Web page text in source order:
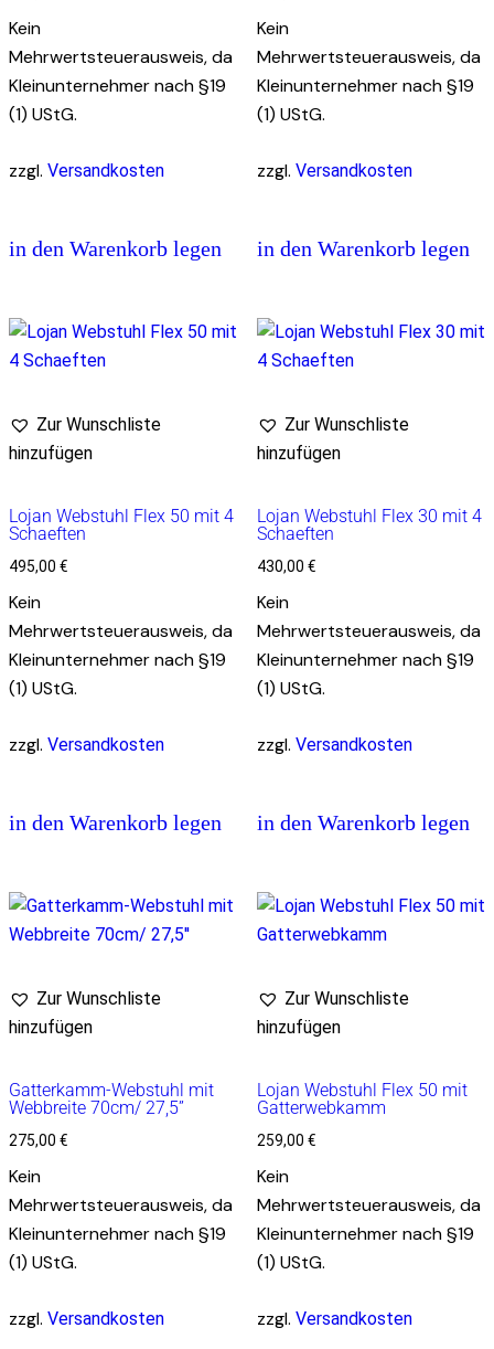
Kein
Mehrwertsteuerausweis, da
Kleinunternehmer nach §19
(1) UStG.
zzgl. Versandkosten
in den Warenkorb legen
Kein
Mehrwertsteuerausweis, da
Kleinunternehmer nach §19
(1) UStG.
zzgl. Versandkosten
in den Warenkorb legen
Zur Wunschliste
hinzufügen
Lojan Webstuhl Flex 50 mit 4
Schaeften
495,00 €
Kein
Mehrwertsteuerausweis, da
Kleinunternehmer nach §19
(1) UStG.
zzgl. Versandkosten
in den Warenkorb legen
Zur Wunschliste
hinzufügen
Lojan Webstuhl Flex 30 mit 4
Schaeften
430,00 €
Kein
Mehrwertsteuerausweis, da
Kleinunternehmer nach §19
(1) UStG.
zzgl. Versandkosten
in den Warenkorb legen
Zur Wunschliste
hinzufügen
Gatterkamm-Webstuhl mit
Webbreite 70cm/ 27,5”
275,00 €
Kein
Mehrwertsteuerausweis, da
Kleinunternehmer nach §19
(1) UStG.
zzgl. Versandkosten
Zur Wunschliste
hinzufügen
Lojan Webstuhl Flex 50 mit
Gatterwebkamm
259,00 €
Kein
Mehrwertsteuerausweis, da
Kleinunternehmer nach §19
(1) UStG.
zzgl. Versandkosten